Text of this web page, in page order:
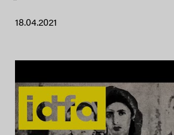
18.04.2021